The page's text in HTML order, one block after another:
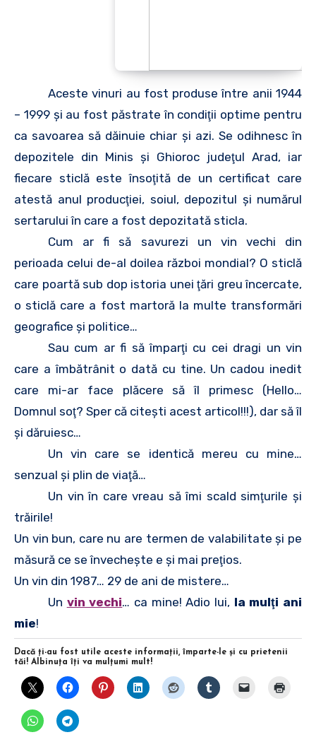
Aceste vinuri au fost produse între anii 1944
– 1999 şi au fost păstrate în condiţii optime pentru
ca savoarea să dăinuie chiar şi azi. Se odihnesc în
depozitele din Minis şi Ghioroc judeţul Arad, iar
fiecare sticlă este însoţită de un certificat care
atestă anul producţiei, soiul, depozitul şi numărul
sertarului în care a fost depozitată sticla.
Cum ar fi să savurezi un vin vechi din
perioada celui de-al doilea război mondial? O sticlă
care poartă sub dop istoria unei ţări greu încercate,
o sticlă care a fost martoră la multe transformări
geografice şi politice…
Sau cum ar fi să împarţi cu cei dragi un vin
care a îmbătrânit o dată cu tine. Un cadou inedit
care mi-ar face plăcere să îl primesc (Hello…
Domnul soţ? Sper că citeşti acest articol!!!), dar să îl
şi dăruiesc…
Un vin care se identică mereu cu mine…
senzual şi plin de viaţă…
Un vin în care vreau să îmi scald simţurile şi
trăirile!
Un vin bun, care nu are termen de valabilitate şi pe
măsură ce se învecheşte e şi mai preţios.
Un vin din 1987… 29 de ani de mistere…
Un vin vechi… ca mine! Adio lui, la mulţi ani
mie!
Dacă ţi-au fost utile aceste informaţii, împarte-le şi cu prietenii
tăi! Albinuţa îţi va mulţumi mult!